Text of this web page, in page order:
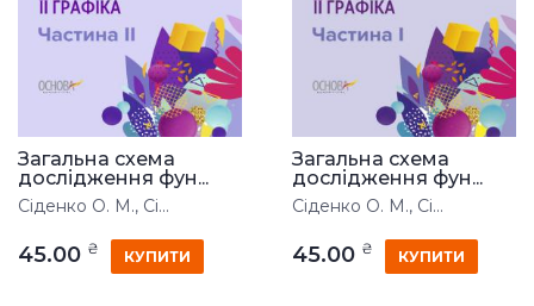
Загальна схема
дослідження фун...
Сіденко О. М., Сі...
45.00 ₴ КУПИТИ
Загальна схема
дослідження фун...
Сіденко О. М., Сі...
45.00 ₴ КУПИТИ